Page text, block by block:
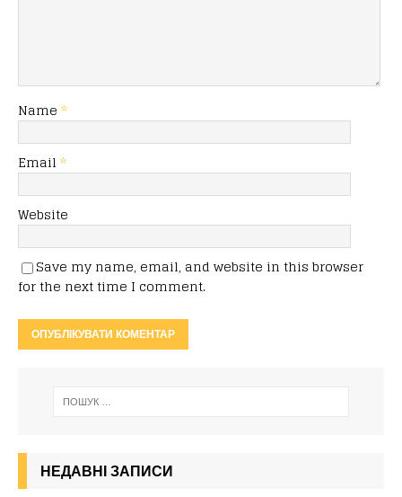
Name *
Email *
Website
Save my name, email, and website in this browser
for the next time I comment.
НЕДАВНІ ЗАПИСИ